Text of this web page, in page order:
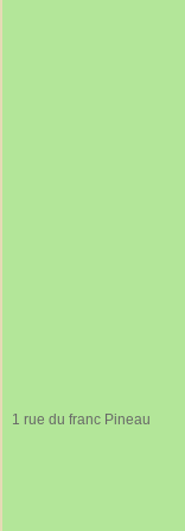
1 rue du franc Pineau